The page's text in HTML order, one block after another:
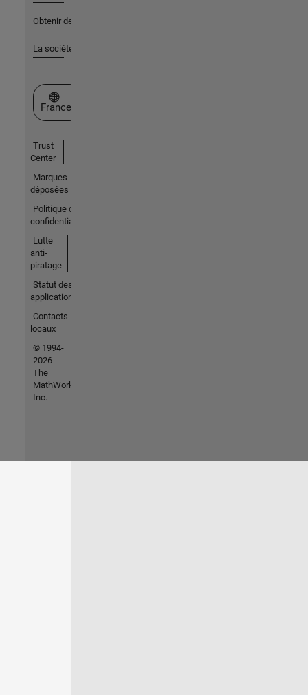
Obtenir de l'aide
La société
Sélectionner un site web
France
Trust
Center
Marques
déposées
Politique de
confidentialité
Lutte
anti-
piratage
Statut des
applications
Contacts
locaux
© 1994-
2026
The
MathWorks,
Inc.